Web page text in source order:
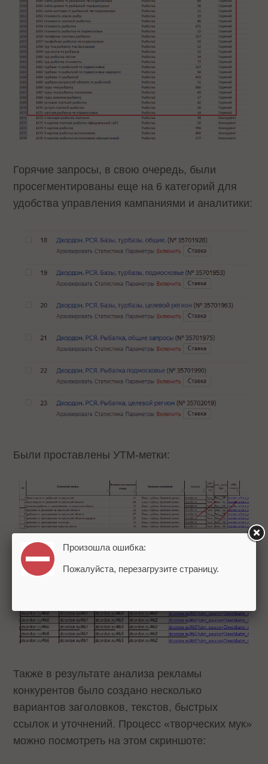
Горячие запросы, в свою очередь, были
просегментированы еще на 6 категорий для
удобства управления кампаниями и аналитики:
Были проставлены УТМ-метки:
Настроены быстрые ссылки:
Также в результате анализа рекламы
конкурентов было создано несколько
вариантов заголовков, текстов, быстрых
ссылок и уточнений. Процесс «творческих мук»
можно посмотреть на этом скриншоте:
Произошла ошибка:
Пожалуйста, перезагрузите страницу.